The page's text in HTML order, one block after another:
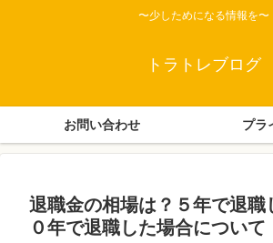
〜少しためになる情報を〜
トラトレブログ
お問い合わせ プラ
退職金の相場は？５年で退職
０年で退職した場合について